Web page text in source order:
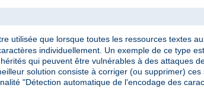
utilisée que lorsque toutes les ressources textes
individuellement. Un exemple de ce type
qui peuvent être vulnérables à des attaques
solution consiste à corriger (ou supprimer)
"Détection automatique de l'encodage des